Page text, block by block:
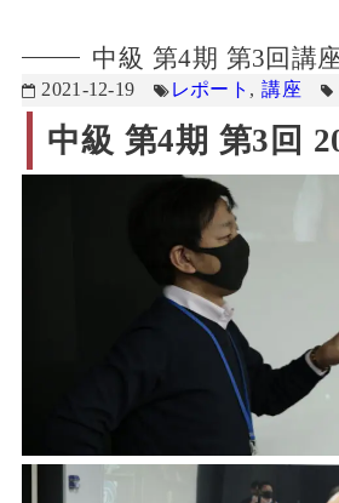
中級 第4期 第3回講
2021-12-19 レポート ,講座
中級 第4期 第3回